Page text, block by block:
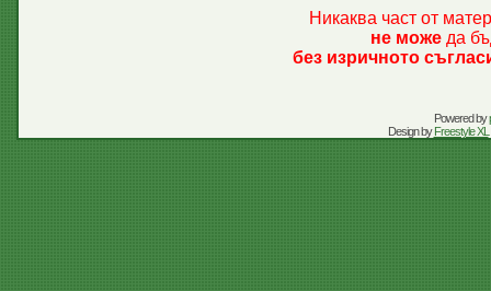
Никаква част от
не може да
без изричното
Powered by
Design byFreestyle XL